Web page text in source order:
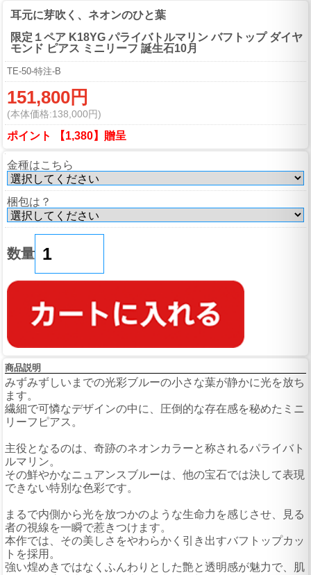
耳元に芽吹く、ネオンのひと葉
限定１ペア K18YG パライバトルマリン バフトップ ダイヤ
モンド ピアス ミニリーフ 誕生石10月
TE-50-特注-B
151,800円
(本体価格:138,000円)
ポイント 【1,380】贈呈
金種はこちら
梱包は？
数量
商品説明
みずみずしいまでの光彩ブルーの小さな葉が静かに光を放ち
ます。
繊細で可憐なデザインの中に、圧倒的な存在感を秘めたミニ
リーフピアス。
主役となるのは、奇跡のネオンカラーと称されるパライバト
ルマリン。
その鮮やかなニュアンスブルーは、他の宝石では決して表現
できない特別な色彩です。
まるで内側から光を放つかのような生命力を感じさせ、見る
者の視線を一瞬で惹きつけます。
本作では、その美しさをやわらかく引き出すバフトップカッ
トを採用。
強い煌めきではなくふんわりとした艶と透明感が魅力で、肌